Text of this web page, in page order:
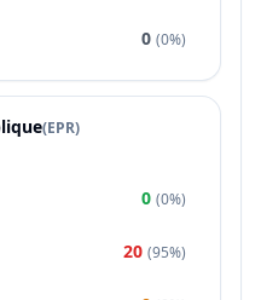
0 (0%)
(EPR)
0 (0%)
20 (95%)